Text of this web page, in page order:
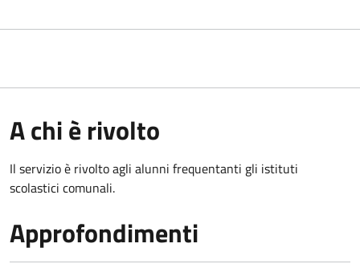
A chi è rivolto
Il servizio è rivolto agli alunni frequentanti gli istituti
scolastici comunali.
Approfondimenti